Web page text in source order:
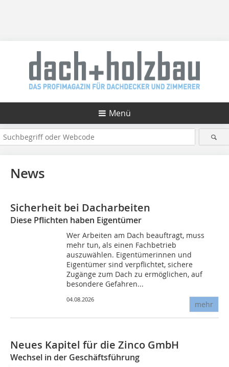
Menü
News
Sicherheit bei Dacharbeiten
Diese Pflichten haben Eigentümer
Wer Arbeiten am Dach beauftragt, muss
mehr tun, als einen Fachbetrieb
auszuwählen. Eigentümerinnen und
Eigentümer sind verpflichtet, sichere
Zugänge zum Dach zu ermöglichen, auf
besondere Gefahren...
04.08.2026
mehr
Neues Kapitel für die Zinco GmbH
Wechsel in der Geschäftsführung